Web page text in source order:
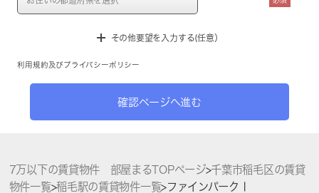
その他要望を入力する(任意）
利用規約 及び プライバシーポリシー
確認ページへ進む
7万以下の賃貸物件 部屋まるTOPページ>千葉市稲毛区の賃貸
物件一覧>稲毛駅の賃貸物件一覧>ファインパークⅠ